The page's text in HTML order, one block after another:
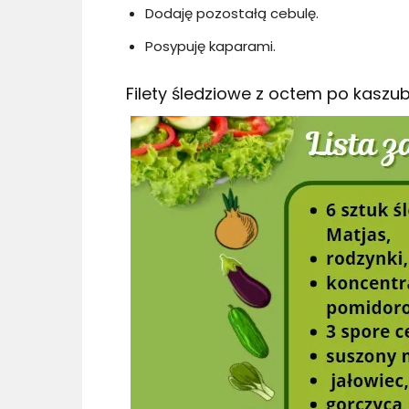
Dodaję pozostałą cebulę.
Posypuję kaparami.
Filety śledziowe z octem po